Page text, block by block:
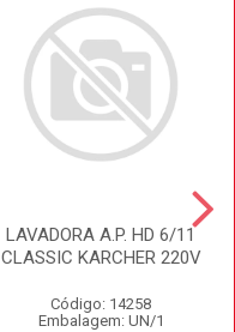
LAVADORA A.P. HD 6/11
CLASSIC KARCHER 220V
Código: 14258
Embalagem: UN/1